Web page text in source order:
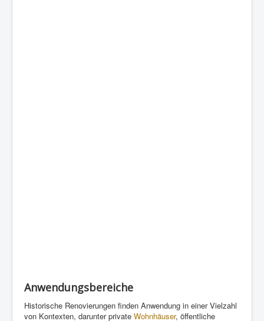
Anwendungsbereiche
Historische Renovierungen finden Anwendung in einer Vielzahl
von Kontexten, darunter private Wohnhäuser, öffentliche